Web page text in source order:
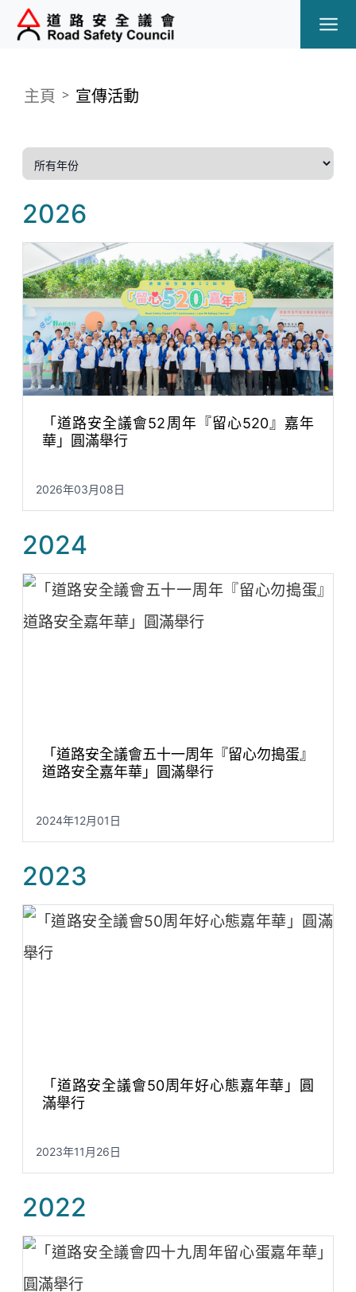
主頁 宣傳活動
2026
「道路安全議會52周年『留心520』嘉年
華」圓滿舉行
2026年03月08日
2024
「道路安全議會五十一周年『留心勿搗蛋』
道路安全嘉年華」圓滿舉行
2024年12月01日
2023
「道路安全議會50周年好心態嘉年華」圓
滿舉行
2023年11月26日
2022